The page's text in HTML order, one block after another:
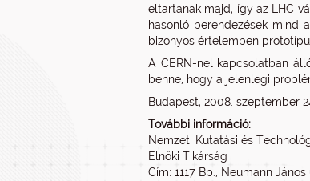
eltartanak majd, így az LHC
hasonló berendezések mind
bizonyos értelemben
A CERN-nel kapcsolatban
benne, hogy a jelenlegi
Budapest, 2008. szeptember
További információ:
Nemzeti Kutatási és
Elnöki Tikárság
Cím: 1117 Bp., Neumann János